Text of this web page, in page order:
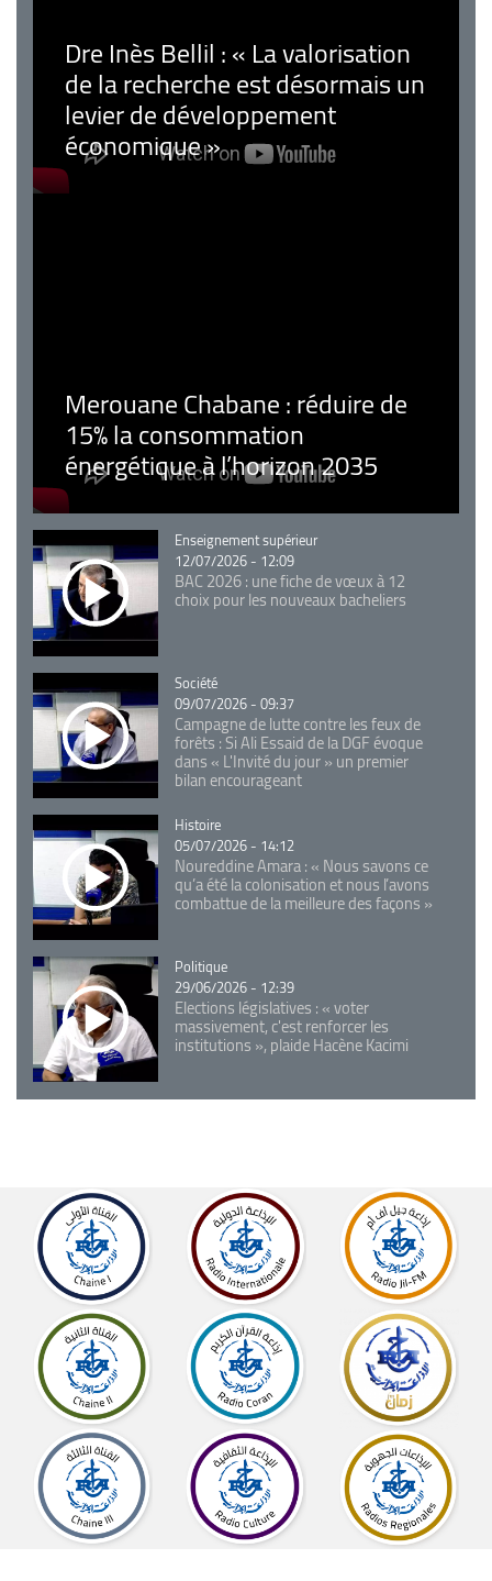
Dre Inès Bellil : « La valorisation
de la recherche est désormais un
levier de développement
économique »
Merouane Chabane : réduire de
15% la consommation
énergétique à l’horizon 2035
Catégorie
Enseignement supérieur
12/07/2026 - 12:09
BAC 2026 : une fiche de vœux à 12
choix pour les nouveaux bacheliers
Catégorie
Société
09/07/2026 - 09:37
Campagne de lutte contre les feux de
forêts : Si Ali Essaid de la DGF évoque
dans « L'Invité du jour » un premier
bilan encourageant
Catégorie
Histoire
05/07/2026 - 14:12
Noureddine Amara : « Nous savons ce
qu’a été la colonisation et nous l’avons
combattue de la meilleure des façons »
Catégorie
Politique
29/06/2026 - 12:39
Elections législatives : « voter
massivement, c'est renforcer les
institutions », plaide Hacène Kacimi